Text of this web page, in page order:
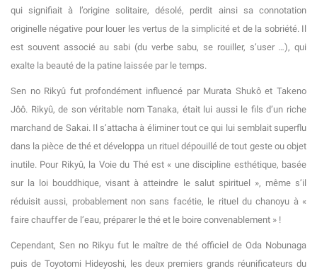
qui signifiait à l’origine solitaire, désolé, perdit ainsi sa connotation
originelle négative pour louer les vertus de la simplicité et de la sobriété. Il
est souvent associé au sabi (du verbe sabu, se rouiller, s’user …), qui
exalte la beauté de la patine laissée par le temps.
Sen no Rikyû fut profondément influencé par Murata Shukô et Takeno
Jôô. Rikyû, de son véritable nom Tanaka, était lui aussi le fils d’un riche
marchand de Sakai. Il s’attacha à éliminer tout ce qui lui semblait superflu
dans la pièce de thé et développa un rituel dépouillé de tout geste ou objet
inutile. Pour Rikyû, la Voie du Thé est « une discipline esthétique, basée
sur la loi bouddhique, visant à atteindre le salut spirituel », même s’il
réduisit aussi, probablement non sans facétie, le rituel du chanoyu à «
faire chauffer de l’eau, préparer le thé et le boire convenablement » !
Cependant, Sen no Rikyu fut le maître de thé officiel de Oda Nobunaga
puis de Toyotomi Hideyoshi, les deux premiers grands réunificateurs du